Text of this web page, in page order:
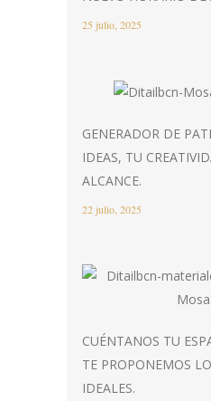
25 julio, 2025
GENERADOR DE
IDEAS, TU
ALCANCE.
22 julio, 2025
CUÉNTANOS TU
TE PROPONEMOS
IDEALES.